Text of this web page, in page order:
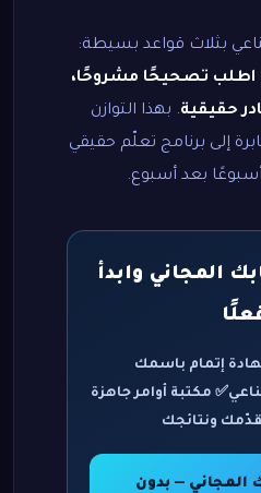
بثلاث قواعد بسيطة:
اطلب تصحيحًا مشروحًا،
حقيقية. بهذا التوازن
إلى برنامج تعلّم حقيقي
بعد أسبوع.
المجاني وابدأ
✅ مكتبة أوامر جاهزة
ونتائجك
— بدون